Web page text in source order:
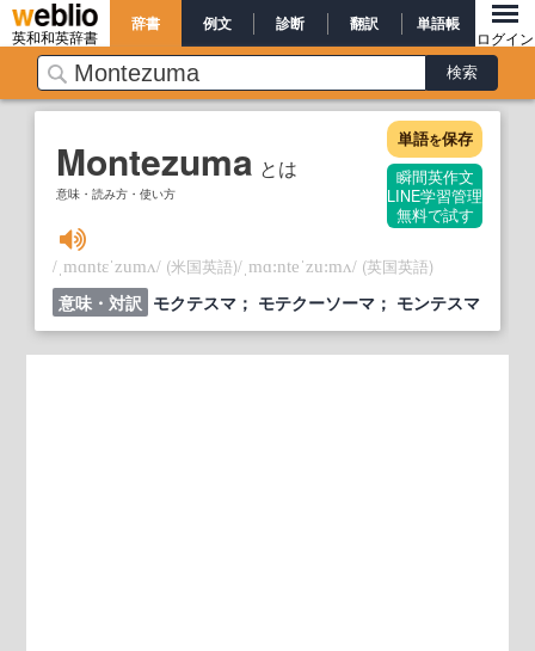
英和和英辞書
辞書 例文 診断 翻訳 単語帳
ログイン
Montezuma とは
意味・読み方・使い方
単語を保存
瞬間英作文
LINE学習管理
無料で試す
/ ˌmɑntɛˈzumʌ/ (米国英語)/ ˌmɑ:nteˈzu:mʌ/ (英国英語)
意味・対訳 モクテスマ； モテクーソーマ； モンテスマ